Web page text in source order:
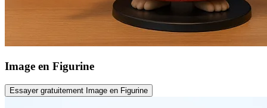
Image en Figurine
Essayer gratuitement Image en Figurine